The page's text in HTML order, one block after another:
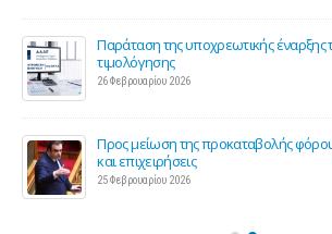
Παράταση της υποχρεωτικής έναρξης
τιμολόγησης
26 Φεβρουαρίου 2026
Προς μείωση της προκαταβολής
και επιχειρήσεις
25 Φεβρουαρίου 2026